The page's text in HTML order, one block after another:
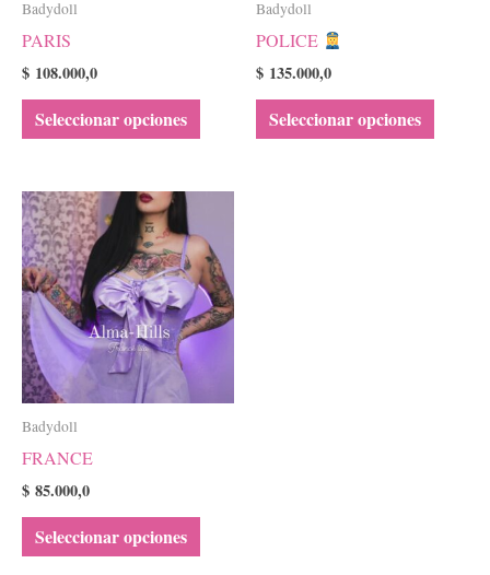
Badydoll
PARIS
$ 108.000,0
Seleccionar opciones
la
Badydoll
POLICE
$ 135.000,0
Seleccionar opciones
la
Badydoll
FRANCE
$ 85.000,0
Seleccionar opciones
producto
tiene
múltiples
variantes.
se
la